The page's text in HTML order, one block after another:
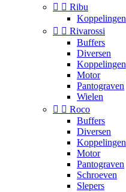
  Ribu
Koppelingen
  Rivarossi
Buffers
Diversen
Koppelingen
Motor
Pantograven
Wielen
  Roco
Buffers
Diversen
Koppelingen
Motor
Pantograven
Schroeven
Slepers